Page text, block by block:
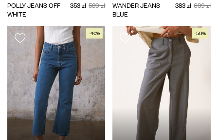
POLLY JEANS OFF
WHITE
353 zł 589 zł
WANDER JEANS
BLUE
383 zł 639 zł
-40% -50%